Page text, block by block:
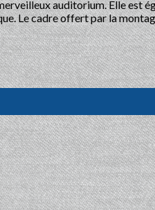
auditorium. Elle est
Le cadre offert par la